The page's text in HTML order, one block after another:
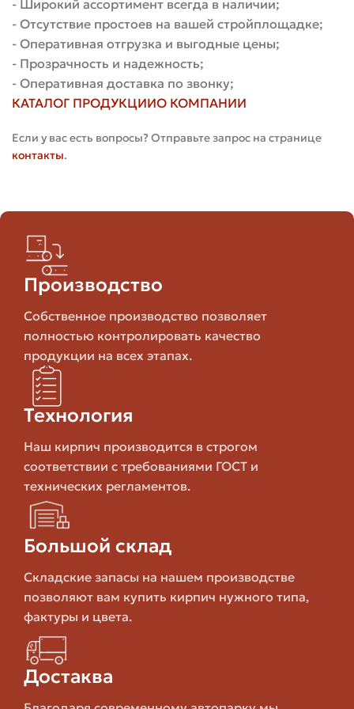
фасадов и строительства заборов. Он подходит там,
где нужна высокая прочность и точность кладки.
Кроме того, гиперпресс кирпич используют для
мощения дорожек и площадок, в промышленных
сооружениях и при строительстве хозяйственных
построек. Благодаря возможности варьировать
фактуру поверхности, материал хорошо смотрится в
Облицовка фасадов и декоративные элементы.
Постройки хозяйственного назначения, гаражи,
мастерские.
Малые архитектурные формы — заборы, столбы,
перголы.
Технология производства
Производственный цикл гиперпресс кирпича включает
несколько ключевых этапов: подбор сырья,
дозирование и смешивание, прессование, выдержка и
контроль качества. Каждый этап важен, потому что от
него зависит конечный результат.
Дальше мы разберем эти этапы подробнее, но сразу
отмечу: главное — правильная рецептура и
стабильность параметров на линии производства.
Мелкая погрешность в дозировке или изменчивый
состав заполнителя могут привести к разбежке по
прочности и внешнему виду.
Сырье и рецептура
- Широкий ассортимент всегда в наличии;
- Отсутствие простоев на вашей стройплощадке;
- Оперативная отгрузка и выгодные цены;
- Прозрачность и надежность;
- Оперативная доставка по звонку;
КАТАЛОГ ПРОДУКЦИИО КОМПАНИИ
Если у вас есть вопросы? Отправьте запрос на странице
контакты.
Производство
Собственное производство позволяет
полностью контролировать качество
продукции на всех этапах.
Технология
Наш кирпич производится в строгом
соответствии с требованиями ГОСТ и
технических регламентов.
Большой склад
Складские запасы на нашем производстве
позволяют вам купить кирпич нужного типа,
фактуры и цвета.
Достаква